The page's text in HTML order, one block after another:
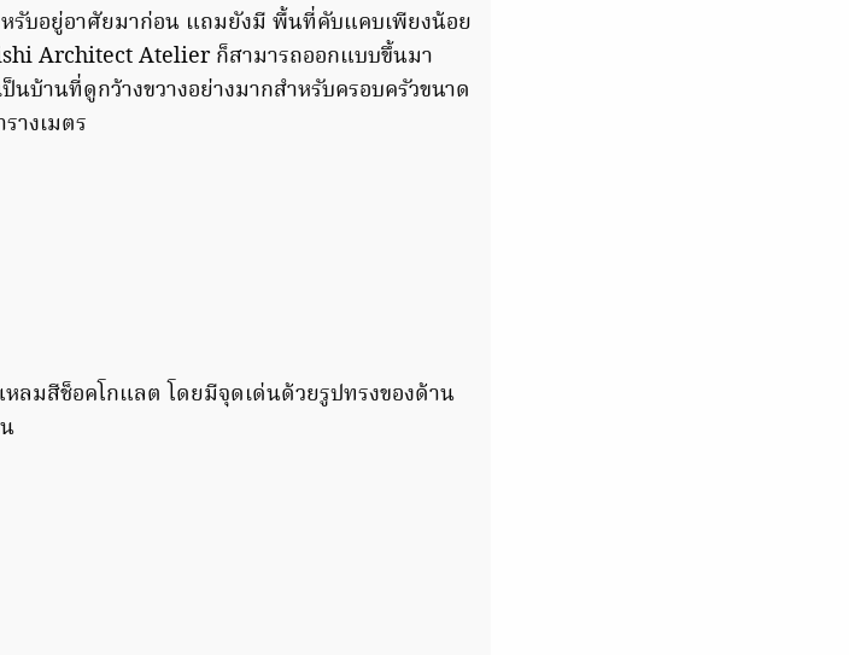
รับอยู่อาศัยมาก่อน แถมยังมี พื้นที่คับแคบเพียงน้อย
Architect Atelier ก็สามารถออกแบบขึ้นมา
นบ้านที่ดูกว้างขวางอย่างมากสำหรับครอบครัวขนาด
างเมตร
ลมสีช็อคโกแลต โดยมีจุดเด่นด้วยรูปทรงของด้าน